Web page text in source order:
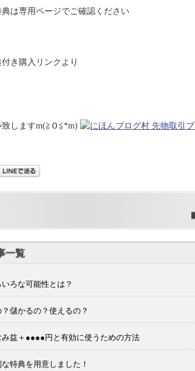
は専用ページでご確認ください
き購入リンクより
しますm(≧Ｏ≦*m)
一覧
ろな可能性とは？
儲かるの？使えるの？
み益＋●●●●円と有効に使うための方法
特典を用意しました！